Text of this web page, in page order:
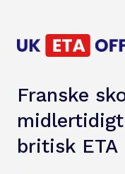
Franske
britisk ETA